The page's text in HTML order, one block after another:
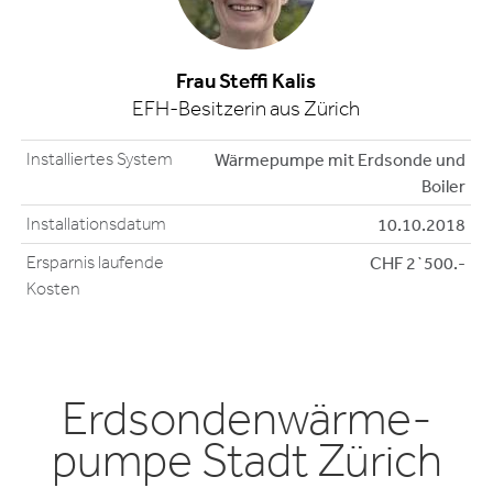
Frau Steffi Kalis
EFH-Besitzerin aus Zürich
Installiertes System
Wärmepumpe mit Erdsonde und
Boiler
Installationsdatum 10.10.2018
Ersparnis laufende
Kosten
CHF 2`500.-
Erd­sonden­wärme­
pumpe Stadt Zürich